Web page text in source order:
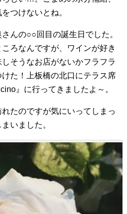
つけないとね。
んの○○回目の誕生日でした。
ろなんですが、ワインが好き
そうなお店がないかフラフラ
た！上板橋の北口にテラス席
』に行ってきましたよ～。
たのですが気にいってしまっ
いました。